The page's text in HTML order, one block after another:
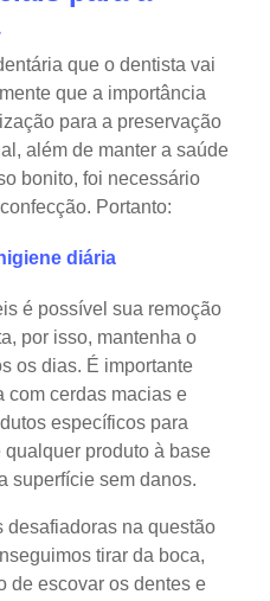
que o dentista vai
que a importância
para a preservação
além de manter a saúde
bonito, foi necessário
Portanto:
diária
é possível sua remoção
por isso, mantenha o
os dias. É importante
com cerdas macias e
específicos para
qualquer produto à base
superfície sem danos.
desafiadoras na questão
tirar da boca,
de escovar os dentes e